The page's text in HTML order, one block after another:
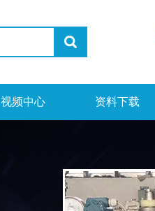
视频中心 资料下载